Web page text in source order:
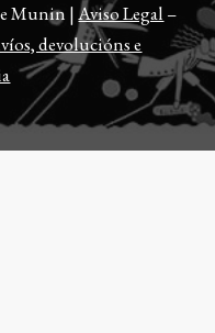
Munin |Aviso Legal –
devolucións e